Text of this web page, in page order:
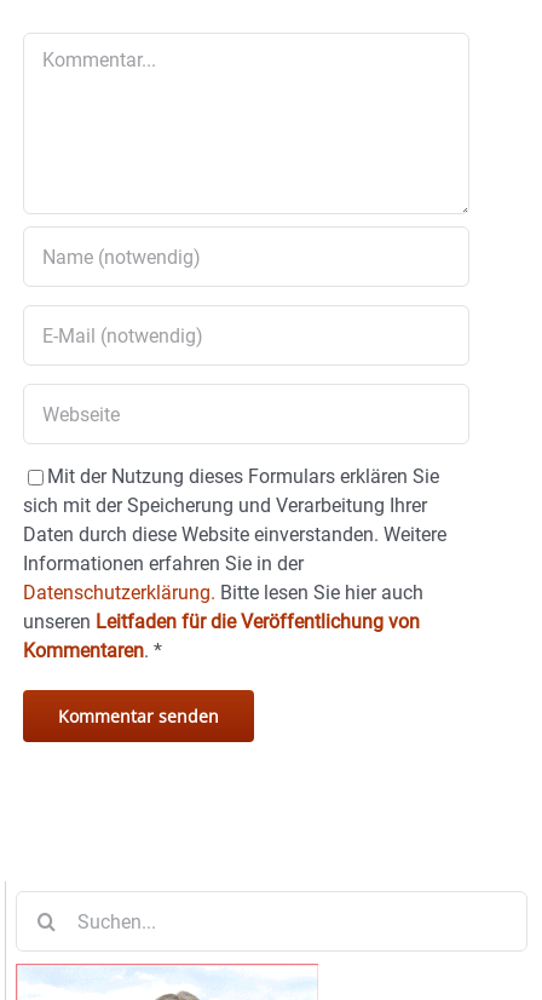
Mit der Nutzung dieses Formulars erklären Sie
sich mit der Speicherung und Verarbeitung Ihrer
Daten durch diese Website einverstanden. Weitere
Informationen erfahren Sie in der
Datenschutzerklärung. Bitte lesen Sie hier auch
unseren Leitfaden für die Veröffentlichung von
Kommentaren. *
nach: